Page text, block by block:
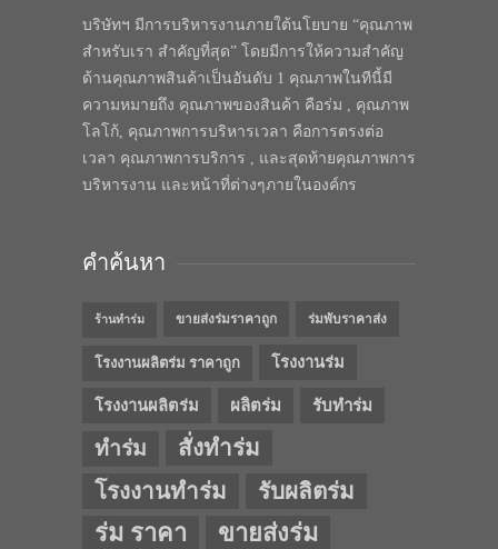
บริษัทฯ มีการบริหารงานภายใต้นโยบาย “คุณภาพ
สำหรับเรา สำคัญที่สุด” โดยมีการให้ความสำคัญ
ด้านคุณภาพสินค้าเป็นอันดับ 1 คุณภาพในทีนี้มี
ความหมายถึง คุณภาพของสินค้า คือร่ม , คุณภาพ
โลโก้, คุณภาพการบริหารเวลา คือการตรงต่อ
เวลา คุณภาพการบริการ , และสุดท้ายคุณภาพการ
บริหารงาน และหน้าที่ต่างๆภายในองค์กร
คำค้นหา
ร้านทำร่ม ขายส่งร่มราคาถูก ร่มพับราคาส่ง
โรงงานผลิตร่ม ราคาถูก โรงงานร่ม
โรงงานผลิตร่ม ผลิตร่ม รับทำร่ม
ทำร่ม
สั่งทำร่ม
โรงงานทำร่ม
รับผลิตร่ม
ร่ม ราคา ขายส่งร่ม